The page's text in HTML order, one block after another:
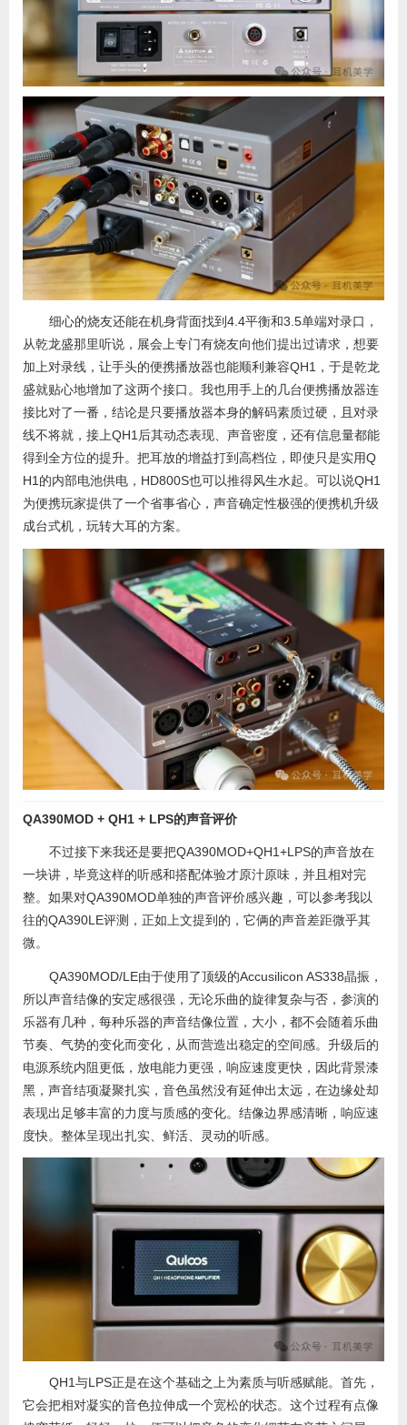
细心的烧友还能在机身背面找到4.4平衡和3.5单端对录口，
从乾龙盛那里听说，展会上专门有烧友向他们提出过请求，想要
加上对录线，让手头的便携播放器也能顺利兼容QH1，于是乾龙
盛就贴心地增加了这两个接口。我也用手上的几台便携播放器连
接比对了一番，结论是只要播放器本身的解码素质过硬，且对录
线不将就，接上QH1后其动态表现、声音密度，还有信息量都能
得到全方位的提升。把耳放的增益打到高档位，即使只是实用Q
H1的内部电池供电，HD800S也可以推得风生水起。可以说QH1
为便携玩家提供了一个省事省心，声音确定性极强的便携机升级
成台式机，玩转大耳的方案。
QA390MOD + QH1 + LPS的声音评价
不过接下来我还是要把QA390MOD+QH1+LPS的声音放在
一块讲，毕竟这样的听感和搭配体验才原汁原味，并且相对完
整。如果对QA390MOD单独的声音评价感兴趣，可以参考我以
往的QA390LE评测，正如上文提到的，它俩的声音差距微乎其
微。
QA390MOD/LE由于使用了顶级的Accusilicon AS338晶振，
所以声音结像的安定感很强，无论乐曲的旋律复杂与否，参演的
乐器有几种，每种乐器的声音结像位置，大小，都不会随着乐曲
节奏、气势的变化而变化，从而营造出稳定的空间感。升级后的
电源系统内阻更低，放电能力更强，响应速度更快，因此背景漆
黑，声音结项凝聚扎实，音色虽然没有延伸出太远，在边缘处却
表现出足够丰富的力度与质感的变化。结像边界感清晰，响应速
度快。整体呈现出扎实、鲜活、灵动的听感。
QH1与LPS正是在这个基础之上为素质与听感赋能。首先，
它会把相对凝实的音色拉伸成一个宽松的状态。这个过程有点像